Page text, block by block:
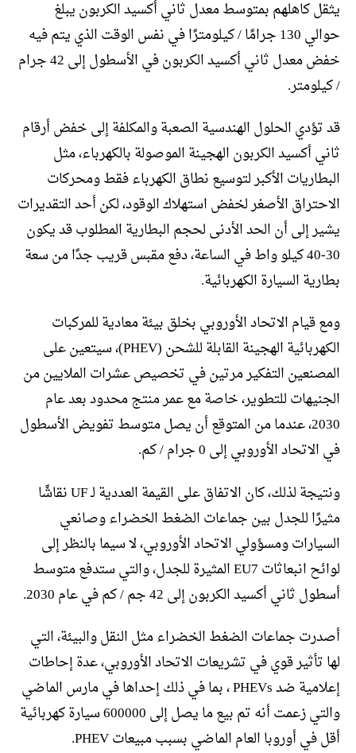
يثقل كاهلهم بمتوسط ​​معدل ثاني أكسيد الكربون يبلغ
حوالي 130 جرامًا / كيلومترًا في نفس الوقت الذي يتم فيه
خفض معدل ثاني أكسيد الكربون في الأسطول إلى 42 جرام
/ كيلومتر.
قد تؤدي الحلول الهندسية الصعبة والمكلفة إلى خفض أرقام
ثاني أكسيد الكربون الهجينة الموصولة بالكهرباء، مثل
البطاريات الأكبر لتوسيع نطاق الكهرباء فقط ومحركات
الاحتراق الأصغر لخفض استهلاك الوقود، لكن أحد التقديرات
يشير إلى أن الحد الأدنى لحجم البطارية المطلوب قد يكون
30-40 كيلو واط في الساعة، دفع مقبس قريب جدًا من سعة
بطارية السيارة الكهربائية.
ومع قيام الاتحاد الأوروبي بخلق بيئة معادية للمركبات
الكهربائية الهجينة القابلة للشحن (PHEV)، سيتعين على
المصنعين التفكير مرتين في تخصيص عشرات الملايين من
الجنيهات للتطوير، خاصة مع عمر منتج محدود بعد عام
2030، عندما من المتوقع أن يصل متوسط ​​تفويض الأسطول
في الاتحاد الأوروبي إلى 0 جرام / كم.
ونتيجة لذلك، كان الاتفاق على القيمة العددية لـ UF نقاشًا
مثيرًا للجدل بين جماعات الضغط الخضراء وصانعي
السيارات ومسؤولي الاتحاد الأوروبي، لا سيما بالنظر إلى
لوائح انبعاثات EU7 المثيرة للجدل، والتي ستدفع متوسط ​​
أسطول ثاني أكسيد الكربون إلى 42 جم / كم في عام 2030.
أصدرت جماعات الضغط الخضراء مثل النقل والبيئة، التي
لها تأثير قوي في تشريعات الاتحاد الأوروبي، عدة إحاطات
إعلامية ضد PHEVs ، بما في ذلك إحداها في مارس الماضي
والتي زعمت أنه تم بيع ما يصل إلى 600000 سيارة كهربائية
أقل في أوروبا العام الماضي بسبب مبيعات PHEV.